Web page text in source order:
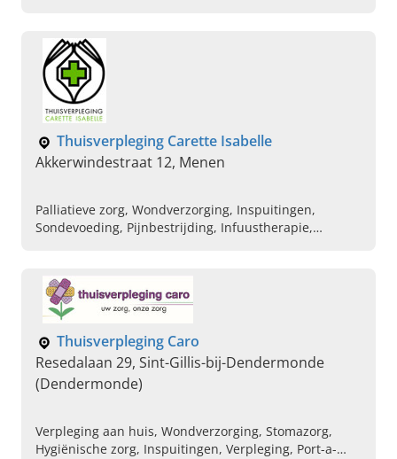
Thuisverpleging Carette Isabelle
Akkerwindestraat 12, Menen
Palliatieve zorg, Wondverzorging, Inspuitingen,
Sondevoeding, Pijnbestrijding, Infuustherapie,
Thuisverpleging Caro
Resedalaan 29, Sint-Gillis-bij-Dendermonde
(Dendermonde)
Verpleging aan huis, Wondverzorging, Stomazorg,
Hygiënische zorg, Inspuitingen, Verpleging, Port-a-